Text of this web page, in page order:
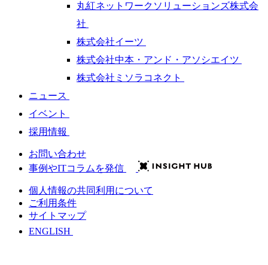
丸紅ネットワークソリューションズ株式会
社
株式会社イーツ
株式会社中本・アンド・アソシエイツ
株式会社ミソラコネクト
ニュース
イベント
採用情報
お問い合わせ
事例やITコラムを発信
個人情報の共同利用について
ご利用条件
サイトマップ
ENGLISH